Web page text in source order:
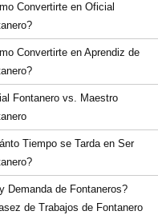
Convertirte en Oficial
Convertirte en Aprendiz de
Fontanero vs. Maestro
Tiempo se Tarda en Ser
Demanda de Fontaneros?
de Trabajos de Fontanero